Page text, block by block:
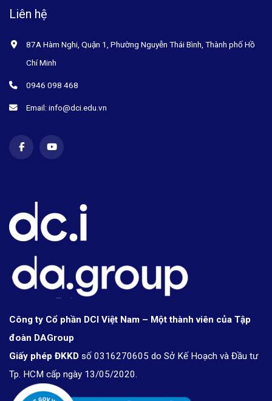
Liên hệ
87A Hàm Nghi, Quận 1, Phường Nguyễn Thái Bình, Thành phố Hồ
Chí Minh
0946 098 468
Email: info@dci.edu.vn
Công ty Cổ phần DCI Việt Nam – Một thành viên của Tập
đoàn DAGroup
Giấy phép ĐKKD số 0316270605 do Sở Kế Hoạch và Đầu tư
Tp. HCM cấp ngày 13/05/2020.